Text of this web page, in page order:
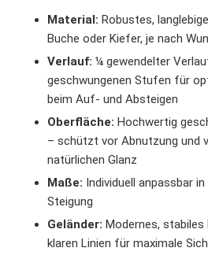
Material: Robustes,
Buche oder Kiefer, je nach
Verlauf: ¼ gewendelter
geschwungenen Stufen für
beim Auf- und Absteigen
Oberfläche: Hochwertig
– schützt vor Abnutzung und
natürlichen Glanz
Maße: Individuell anpassbar
Steigung
Geländer: Modernes,
klaren Linien für maximale